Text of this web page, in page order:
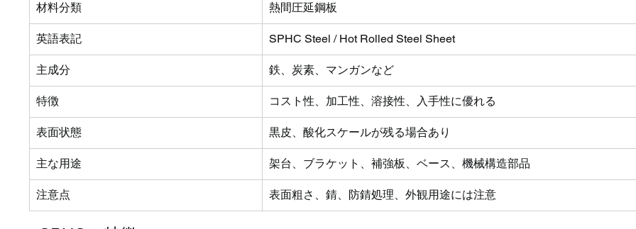
材料分類 熱間圧延鋼板
英語表記 SPHC Steel / Hot Rolled Steel Sheet
主成分 鉄、炭素、マンガンなど
特徴 コスト性、加工性、溶接性、入手性に優れる
表面状態 黒皮、酸化スケールが残る場合あり
主な用途 架台、ブラケット、補強板、ベース、機械構造部品
注意点 表面粗さ、錆、防錆処理、外観用途には注意